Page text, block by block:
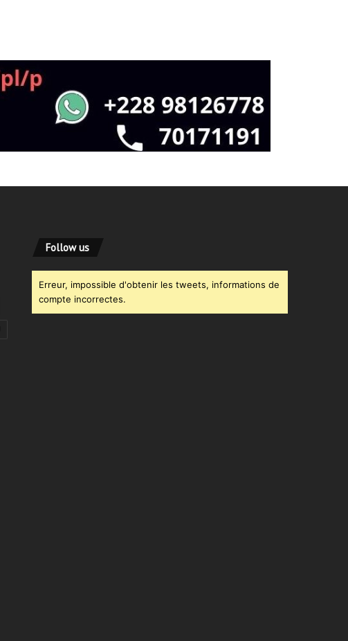
Follow us
Erreur, impossible d'obtenir les tweets, informations de
compte incorrectes.